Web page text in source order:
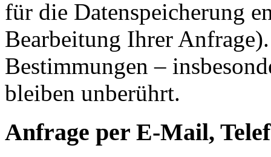
für die Datenspeicherung
Bearbeitung Ihrer
Bestimmungen –
bleiben unberührt.
Anfrage per E-Mail,